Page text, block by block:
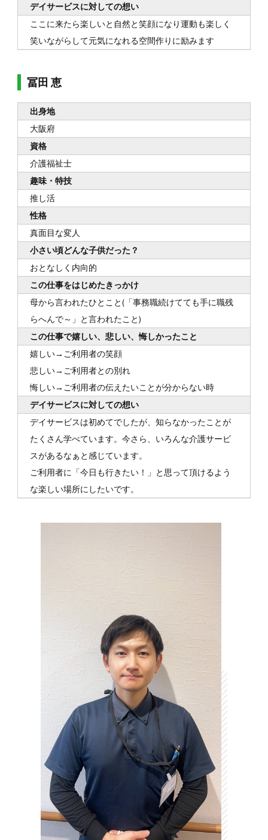
デイサービスに対しての想い
ここに来たら楽しいと自然と笑顔になり運動も楽しく
笑いながらして元気になれる空間作りに励みます
冨田 恵
出身地
大阪府
資格
介護福祉士
趣味・特技
推し活
性格
真面目な変人
小さい頃どんな子供だった？
おとなしく内向的
この仕事をはじめたきっかけ
母から言われたひとこと(「事務職続けてても手に職残
らへんで～」と言われたこと)
この仕事で嬉しい、悲しい、悔しかったこと
嬉しい→ご利用者の笑顔
悲しい→ご利用者との別れ
悔しい→ご利用者の伝えたいことが分からない時
デイサービスに対しての想い
デイサービスは初めてでしたが、知らなかったことが
たくさん学べています。今さら、いろんな介護サービ
スがあるなぁと感じています。
ご利用者に「今日も行きたい！」と思って頂けるよう
な楽しい場所にしたいです。